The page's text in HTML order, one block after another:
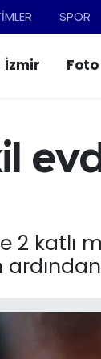
SPOR
İzmir
2 katlı